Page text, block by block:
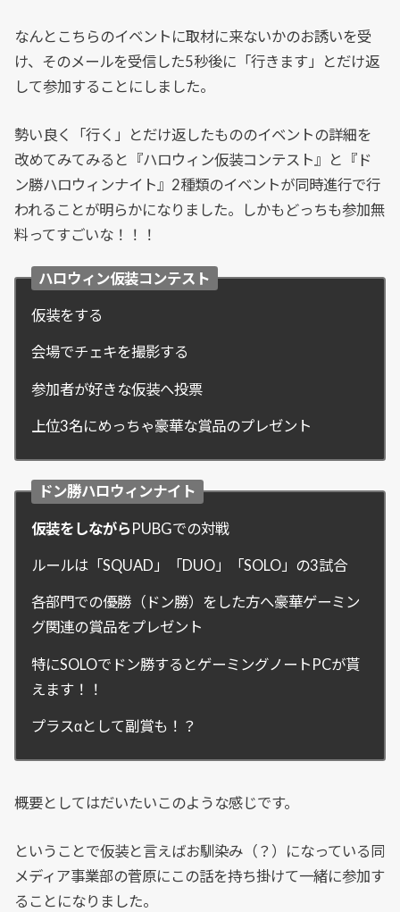
なんとこちらのイベントに取材に来ないかのお誘いを受
け、そのメールを受信した5秒後に「行きます」とだけ返
して参加することにしました。
勢い良く「行く」とだけ返したもののイベントの詳細を
改めてみてみると『ハロウィン仮装コンテスト』と『ド
ン勝ハロウィンナイト』2種類のイベントが同時進行で行
われることが明らかになりました。しかもどっちも参加無
料ってすごいな！！！
ハロウィン仮装コンテスト
仮装をする
会場でチェキを撮影する
参加者が好きな仮装へ投票
上位3名にめっちゃ豪華な賞品のプレゼント
ドン勝ハロウィンナイト
仮装をしながら PUBGでの対戦
ルールは「SQUAD」「DUO」「SOLO」の3試合
各部門での優勝（ドン勝）をした方へ豪華ゲーミン
グ関連の賞品をプレゼント
特にSOLOでドン勝するとゲーミングノートPCが貰
えます！！
プラスαとして副賞も！？
概要としてはだいたいこのような感じです。
ということで仮装と言えばお馴染み（？）になっている同
メディア事業部の菅原にこの話を持ち掛けて一緒に参加す
ることになりました。